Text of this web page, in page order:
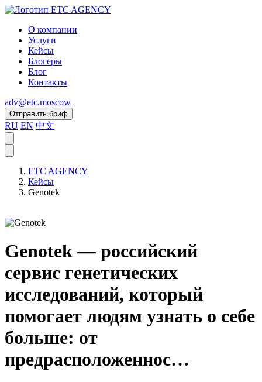
О компании
Услуги
Кейсы
Блогеры
Блог
Контакты
adv@etc.moscow
Отправить бриф
RU EN 中文
ETC AGENCY
Кейсы
Genotek
Genotek — российский
сервис генетических
исследований, который
помогает людям узнать о себе
больше: от
предрасположеннос…